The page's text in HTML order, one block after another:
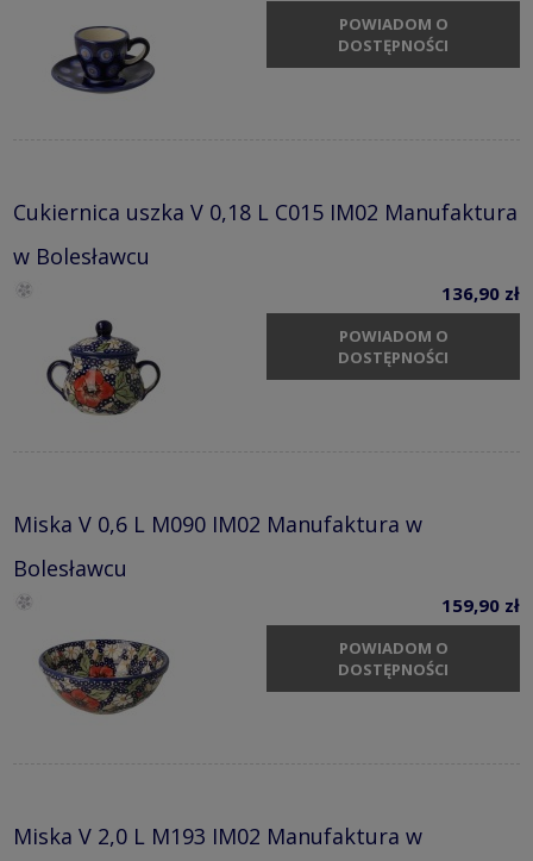
POWIADOM O
DOSTĘPNOŚCI
Cukiernica uszka V 0,18 L C015 IM02 Manufaktura
w Bolesławcu
136,90 zł
POWIADOM O
DOSTĘPNOŚCI
Miska V 0,6 L M090 IM02 Manufaktura w
Bolesławcu
159,90 zł
POWIADOM O
DOSTĘPNOŚCI
Miska V 2,0 L M193 IM02 Manufaktura w